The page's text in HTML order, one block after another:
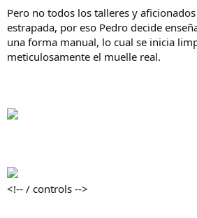
Pero no todos los talleres y
estrapada, por eso Pedro decide
una forma manual, lo cual se inicia
meticulosamente el muelle real.​
<!-- / controls -->